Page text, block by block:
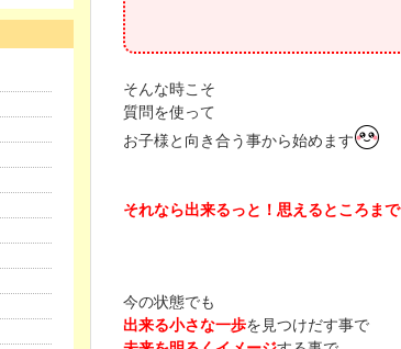
そんな時こそ
質問を使って
お子様と向き合う事から始めます
それなら出来るっと！思えるところまで
今の状態でも
出来る小さな一歩を見つけだす事で